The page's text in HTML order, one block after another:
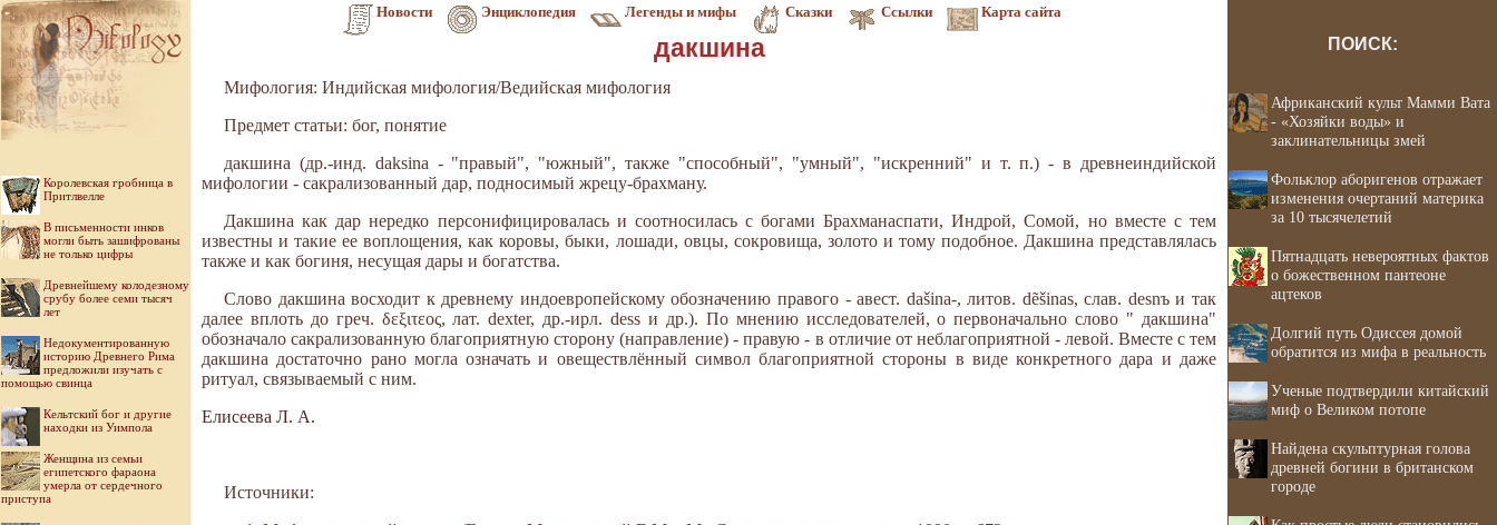
Новости Энциклопедия Легенды и мифы Сказки Ссылки Карта сайта
Королевская гробница в
Притлвелле
В письменности инков
могли быть зашифрованы
не только цифры
Древнейшему колодезному
срубу более семи тысяч
лет
Недокументированную
историю Древнего Рима
предложили изучать с
помощью свинца
Кельтский бог и другие
находки из Уимпола
Женщина из семьи
египетского фараона
умерла от сердечного
приступа
дакшина
Мифология: Индийская мифология/Ведийская мифология
Предмет статьи: бог, понятие
дакшина (др.-инд. daksina - "правый", "южный", также "способный", "умный", "искренний" и т. п.) - в древнеиндийской
мифологии - сакрализованный дар, подносимый жрецу-брахману.
Дакшина как дар нередко персонифицировалась и соотносилась с богами Брахманаспати, Индрой, Сомой, но вместе с тем
известны и такие ее воплощения, как коровы, быки, лошади, овцы, сокровища, золото и тому подобное. Дакшина представлялась
также и как богиня, несущая дары и богатства.
Слово дакшина восходит к древнему индоевропейскому обозначению правого - авест. dašina-, литов. dẽšinas, слав. desnъ и так
далее вплоть до греч. δεξιτεος, лат. dexter, др.-ирл. dess и др.). По мнению исследователей, о первоначально слово " дакшина"
обозначало сакрализованную благоприятную сторону (направление) - правую - в отличие от неблагоприятной - левой. Вместе с тем
дакшина достаточно рано могла означать и овеществлённый символ благоприятной стороны в виде конкретного дара и даже
ритуал, связываемый с ним.
Елисеева Л. А.
Источники:
ПОИСК:
Африканский культ Мамми Вата
- «Хозяйки воды» и
заклинательницы змей
Фольклор аборигенов отражает
изменения очертаний материка
за 10 тысячелетий
Пятнадцать невероятных фактов
о божественном пантеоне
ацтеков
Долгий путь Одиссея домой
обратится из мифа в реальность
Ученые подтвердили китайский
миф о Великом потопе
Найдена скульптурная голова
древней богини в британском
городе